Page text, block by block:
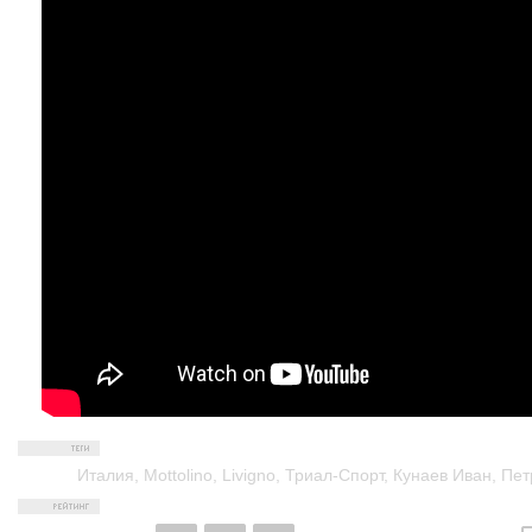
Италия Mottolino Livigno Триал-Спорт, Кунаев Иван